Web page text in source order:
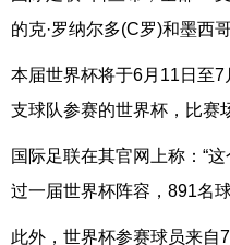
的克·罗纳尔多(C罗)和墨西
本届世界杯将于6月11日至
支球队参赛的世界杯，比赛
国际足联在其官网上称：“
过一届世界杯阵容，891名
此外，世界杯参赛球员来自